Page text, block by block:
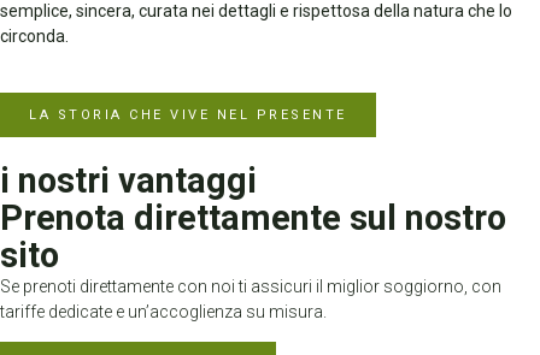
semplice, sincera, curata nei dettagli e rispettosa della natura che lo
circonda.
LA STORIA CHE VIVE NEL PRESENTE
i nostri vantaggi
Prenota direttamente sul nostro
sito
Se prenoti direttamente con noi ti assicuri il miglior soggiorno, con
tariffe dedicate e un’accoglienza su misura.